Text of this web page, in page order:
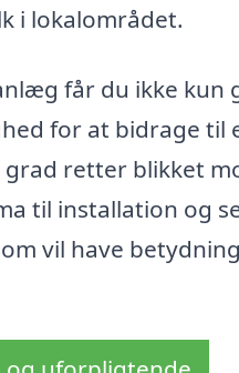
i lokalområdet.
får du ikke kun
for at bidrage
grad retter blikket
til installation og
vil have